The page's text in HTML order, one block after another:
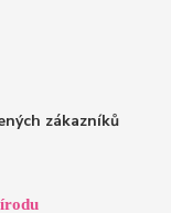
zákazníků